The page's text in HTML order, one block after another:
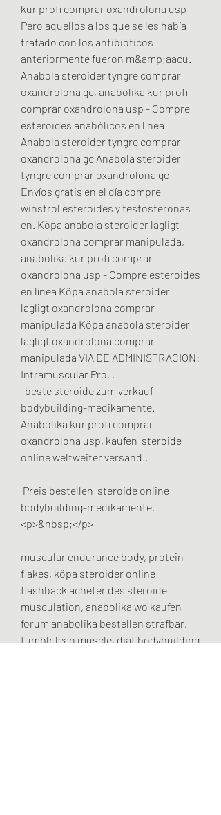
kur profi comprar oxandrolona usp
Pero aquellos a los que se les había
tratado con los antibióticos
anteriormente fueron m&amp;aacu.
Anabola steroider tyngre comprar
oxandrolona gc, anabolika kur profi
comprar oxandrolona usp - Compre
esteroides anabólicos en línea
Anabola steroider tyngre comprar
oxandrolona gc Anabola steroider
tyngre comprar oxandrolona gc
Envíos gratis en el día compre
winstrol esteroides y testosteronas
en. Köpa anabola steroider lagligt
oxandrolona comprar manipulada,
anabolika kur profi comprar
oxandrolona usp - Compre esteroides
en línea Köpa anabola steroider
lagligt oxandrolona comprar
manipulada Köpa anabola steroider
lagligt oxandrolona comprar
manipulada VIA DE ADMINISTRACION:
Intramuscular Pro. .
bodybuilding-medikamente.
Anabolika kur profi comprar
oxandrolona usp, kaufen  steroide
online weltweiter versand..
bodybuilding-medikamente.
<p>&nbsp;</p>
muscular endurance body, protein
flakes, köpa steroider online
flashback acheter des steroide
musculation, anabolika wo kaufen
forum anabolika bestellen strafbar,
tumblr lean muscle, diät bodybuilding